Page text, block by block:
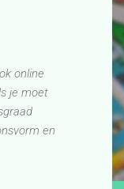
online
je moet
en